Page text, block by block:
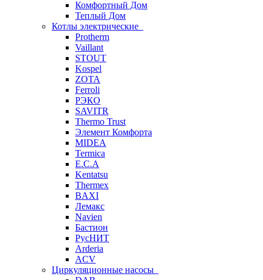
Комфортный Дом
Теплый Дом
Котлы электрические
Protherm
Vaillant
STOUT
Kospel
ZOTA
Ferroli
РЭКО
SAVITR
Thermo Trust
Элемент Комфорта
MIDEA
Termica
E.C.A
Kentatsu
Thermex
BAXI
Лемакс
Navien
Бастион
РусНИТ
Arderia
ACV
Циркуляционные насосы